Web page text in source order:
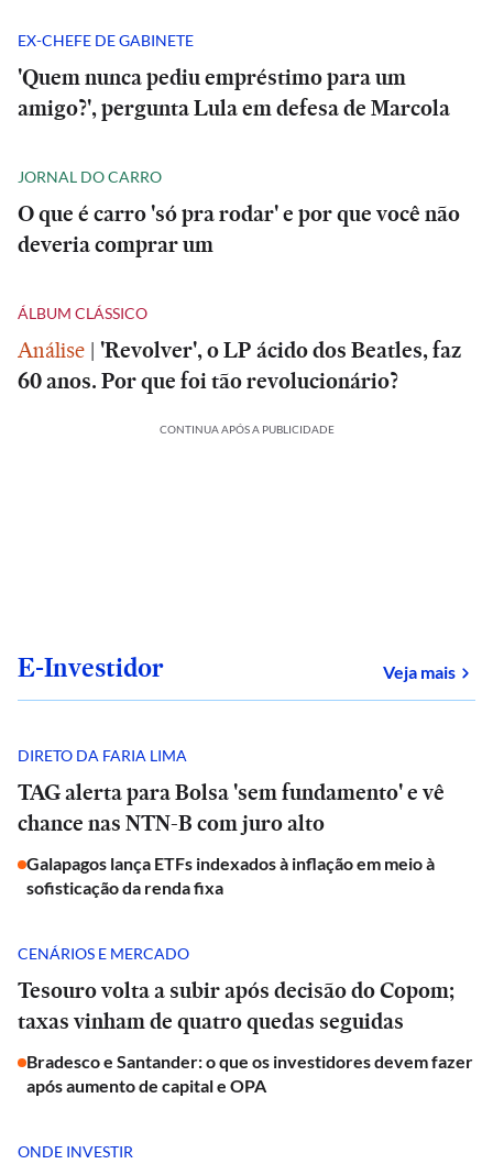
EX-CHEFE DE GABINETE
'Quem nunca pediu empréstimo para um
amigo?', pergunta Lula em defesa de Marcola
JORNAL DO CARRO
O que é carro 'só pra rodar' e por que você não
deveria comprar um
ÁLBUM CLÁSSICO
Análise | 'Revolver', o LP ácido dos Beatles, faz
60 anos. Por que foi tão revolucionário?
CONTINUA APÓS A PUBLICIDADE
E-Investidor Veja mais
DIRETO DA FARIA LIMA
TAG alerta para Bolsa 'sem fundamento' e vê
chance nas NTN-B com juro alto
Galapagos lança ETFs indexados à inflação em meio à
sofisticação da renda fixa
CENÁRIOS E MERCADO
Tesouro volta a subir após decisão do Copom;
taxas vinham de quatro quedas seguidas
Bradesco e Santander: o que os investidores devem fazer
após aumento de capital e OPA
ONDE INVESTIR